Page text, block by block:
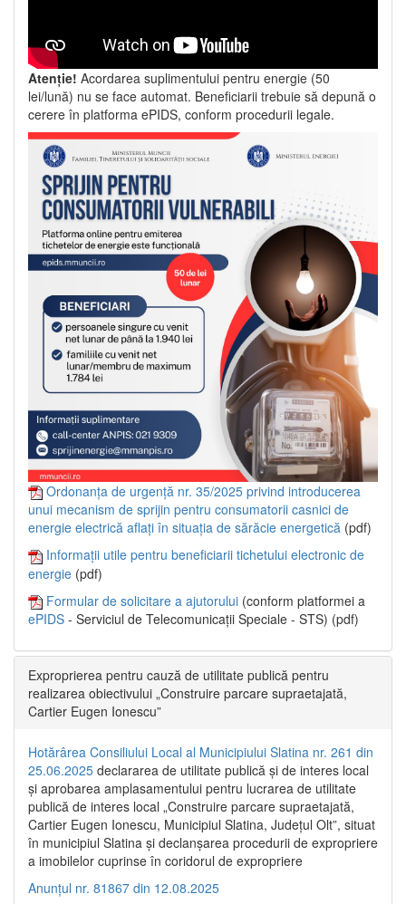
Atenție! Acordarea suplimentului pentru energie (50
lei/lună) nu se face automat. Beneficiarii trebuie să depună o
cerere în platforma ePIDS, conform procedurii legale.
Ordonanța de urgență nr. 35/2025 privind introducerea
unui mecanism de sprijin pentru consumatorii casnici de
energie electrică aflați în situația de sărăcie energetică (pdf)
Informații utile pentru beneficiarii tichetului electronic de
energie (pdf)
Formular de solicitare a ajutorului (conform platformei a
ePIDS - Serviciul de Telecomunicații Speciale - STS) (pdf)
Exproprierea pentru cauză de utilitate publică pentru
realizarea obiectivului „Construire parcare supraetajată,
Cartier Eugen Ionescu”
Hotărârea Consiliului Local al Municipiului Slatina nr. 261 din
25.06.2025 declararea de utilitate publică și de interes local
și aprobarea amplasamentului pentru lucrarea de utilitate
publică de interes local „Construire parcare supraetajată,
Cartier Eugen Ionescu, Municipiul Slatina, Județul Olt”, situat
în municipiul Slatina și declanșarea procedurii de expropriere
a imobilelor cuprinse în coridorul de expropriere
Anunțul nr. 81867 din 12.08.2025